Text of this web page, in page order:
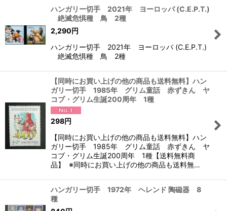
ハンガリー切手 2021年 ヨーロッパ (C.E.P.T.)
絶滅危惧種 鳥 2種
2,290円
ハンガリー切手 2021年 ヨーロッパ (C.E.P.T.)
絶滅危惧種 鳥 2種
【同時にお買い上げの他の商品も送料無料】ハン
ガリー切手 1985年 グリム童話 赤ずきん ヤ
コブ・グリム生誕200周年 1種
298円
【同時にお買い上げの他の商品も送料無料】ハン
ガリー切手 1985年 グリム童話 赤ずきん ヤ
コブ・グリム生誕200周年 1種【送料無料商
品】 ※同時にお買い上げの他の商品も送料無…
ハンガリー切手 1972年 ヘレンド 陶磁器 8
種